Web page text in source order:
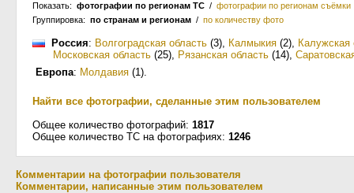
Показать: фотографии по регионам ТС / фотографии по регионам съёмки
Группировка: по странам и регионам / по количеству фото
Россия: Волгоградская область (3), Калмыкия (2), Калужская
Московская область (25), Рязанская область (14),
Европа: Молдавия (1).
Найти все фотографии, сделанные этим пользователем
Общее количество фотографий: 1817
Общее количество ТС на фотографиях: 1246
Комментарии на фотографии пользователя
Комментарии, написанные этим пользователем